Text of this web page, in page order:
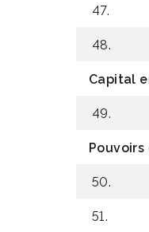
47.
48.
Capital
49.
Pouvoirs
50.
51.